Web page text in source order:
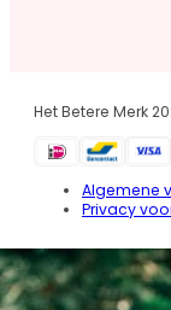
Het Betere Merk
Algemene
Privacy